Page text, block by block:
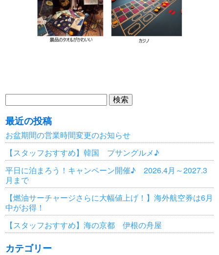
検
索:
最近の投稿
お盆期間の営業時間変更のお知らせ
【スタッフおすすめ】韓国 プサングルメ♪
平日に泊まろう！キャンペーン開催♪ 2026.4月～2027.3
月まで
【燃油サーチャージさらに大幅値上げ！】海外航空券は6月
中がお得！
【スタッフおすすめ】海の京都 伊根の舟屋
カテゴリー